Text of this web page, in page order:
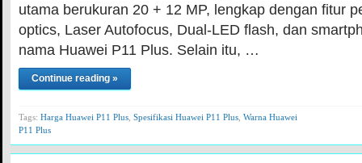
utama berukuran 20 + 12 MP, lengkap dengan fitur
optics, Laser Autofocus, Dual-LED flash, dan
nama Huawei P11 Plus. Selain itu, …
Continue reading »
Tags: Harga Huawei P11 Plus, Spesifikasi Huawei P11 Plus, Warna Huawei
P11 Plus